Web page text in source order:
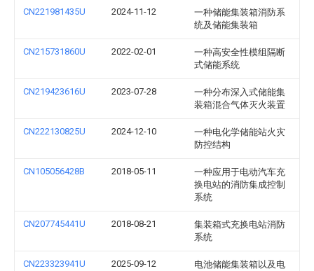
CN221981435U 2024-11-12
一种储能集装箱消防系
统及储能集装箱
CN215731860U 2022-02-01
一种高安全性模组隔断
式储能系统
CN219423616U 2023-07-28
一种分布深入式储能集
装箱混合气体灭火装置
CN222130825U 2024-12-10
一种电化学储能站火灾
防控结构
CN105056428B 2018-05-11
一种应用于电动汽车充
换电站的消防集成控制
系统
CN207745441U 2018-08-21
集装箱式充换电站消防
系统
CN223323941U 2025-09-12
电池储能集装箱以及电